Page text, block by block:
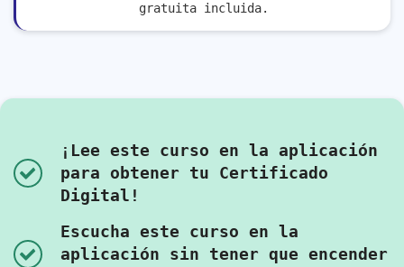
gratuita incluida.
¡Lee este curso en la aplicación
para obtener tu Certificado
Digital!
Escucha este curso en la
aplicación sin tener que encender